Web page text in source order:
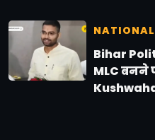
NATIONAL
Bihar
MLC बनने